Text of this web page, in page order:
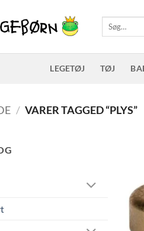
Søg
efter:
LEGETØJ TØJ
/ VARER TAGGED “PLYS”